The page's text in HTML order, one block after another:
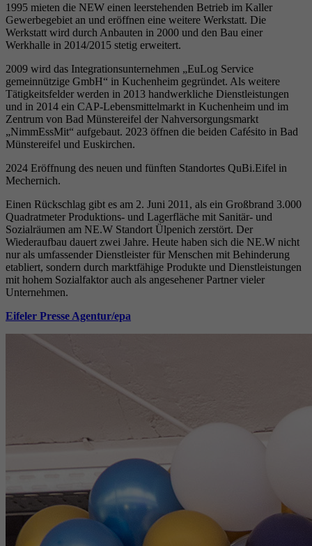
1995 mieten die NEW einen leerstehenden Betrieb im Kaller
Gewerbegebiet an und eröffnen eine weitere Werkstatt. Die
Werkstatt wird durch Anbauten in 2000 und den Bau einer
Werkhalle in 2014/2015 stetig erweitert.
2009 wird das Integrationsunternehmen „EuLog Service
gemeinnützige GmbH“ in Kuchenheim gegründet. Als weitere
Tätigkeitsfelder werden in 2013 handwerkliche Dienstleistungen
und in 2014 ein CAP-Lebensmittelmarkt in Kuchenheim und im
Zentrum von Bad Münstereifel der Nahversorgungsmarkt
„NimmEssMit“ aufgebaut. 2023 öffnen die beiden Cafésito in Bad
Münstereifel und Euskirchen.
2024 Eröffnung des neuen und fünften Standortes QuBi.Eifel in
Mechernich.
Einen Rückschlag gibt es am 2. Juni 2011, als ein Großbrand 3.000
Quadratmeter Produktions- und Lagerfläche mit Sanitär- und
Sozialräumen am NE.W Standort Ülpenich zerstört. Der
Wiederaufbau dauert zwei Jahre. Heute haben sich die NE.W nicht
nur als umfassender Dienstleister für Menschen mit Behinderung
etabliert, sondern durch marktfähige Produkte und Dienstleistungen
mit hohem Sozialfaktor auch als angesehener Partner vieler
Unternehmen.
Eifeler Presse Agentur/epa